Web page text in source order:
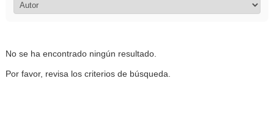
No se ha encontrado ningún resultado.
Por favor, revisa los criterios de búsqueda.